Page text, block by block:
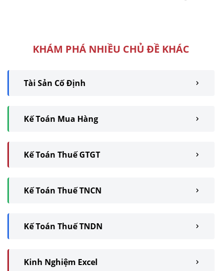
KHÁM PHÁ NHIỀU CHỦ ĐỀ KHÁC
Tài Sản Cố Định
Kế Toán Mua Hàng
Kế Toán Thuế GTGT
Kế Toán Thuế TNCN
Kế Toán Thuế TNDN
Kinh Nghiệm Excel